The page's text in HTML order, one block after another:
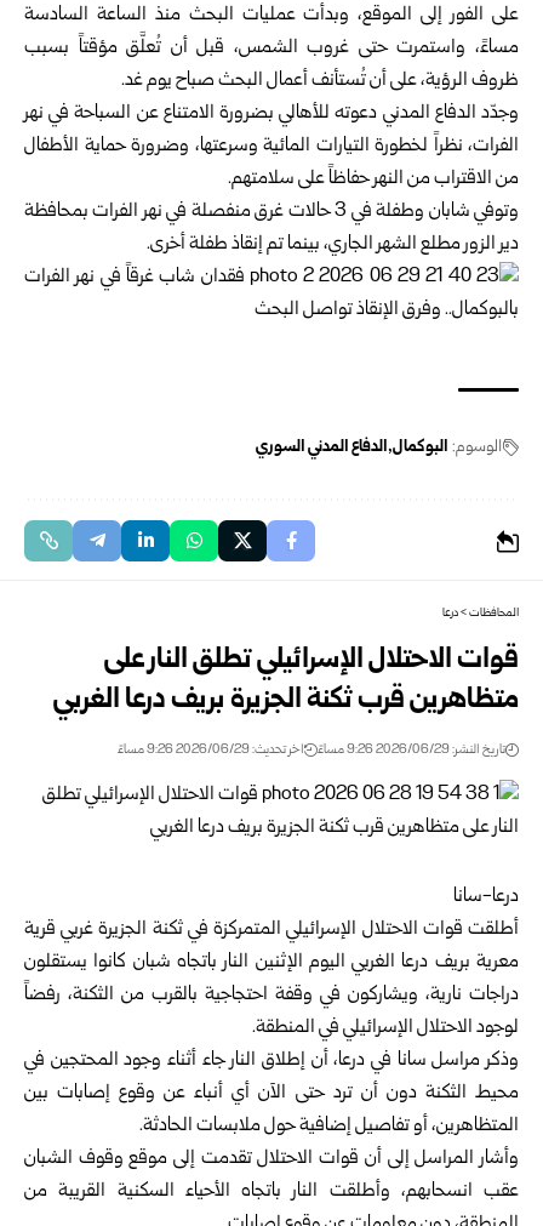
على الفور إلى الموقع، وبدأت عمليات البحث منذ الساعة السادسة
مساءً، واستمرت حتى غروب الشمس، قبل أن تُعلَّق مؤقتاً بسبب
ظروف الرؤية، على أن تُستأنف أعمال البحث صباح يوم غد.
وجدّد الدفاع المدني دعوته للأهالي بضرورة الامتناع عن السباحة في نهر
الفرات، نظراً لخطورة التيارات المائية وسرعتها، وضرورة حماية الأطفال
من الاقتراب من النهر حفاظاً على سلامتهم.
وتوفي شابان وطفلة في 3 حالات غرق منفصلة في نهر الفرات بمحافظة
دير الزور مطلع الشهر الجاري، بينما تم إنقاذ طفلة أخرى.
الوسوم: البوكمال الدفاع المدني السوري
المحافظات>درعا
قوات الاحتلال الإسرائيلي تطلق النار على
متظاهرين قرب ثكنة الجزيرة بريف درعا الغربي
تاريخ النشر: 2026/06/29 9:26 مساءً اخر تحديث: 2026/06/29 9:26 مساءً
درعا-سانا
أطلقت قوات الاحتلال الإسرائيلي المتمركزة في ثكنة الجزيرة غربي قرية
معرية بريف درعا الغربي اليوم الإثنين النار باتجاه شبان كانوا يستقلون
دراجات نارية، ويشاركون في وقفة احتجاجية بالقرب من الثكنة، رفضاً
لوجود الاحتلال الإسرائيلي في المنطقة.
وذكر مراسل سانا في درعا، أن إطلاق النار جاء أثناء وجود المحتجين في
محيط الثكنة دون أن ترد حتى الآن أي أنباء عن وقوع إصابات بين
المتظاهرين، أو تفاصيل إضافية حول ملابسات الحادثة.
وأشار المراسل إلى أن قوات الاحتلال تقدمت إلى موقع وقوف الشبان
عقب انسحابهم، وأطلقت النار باتجاه الأحياء السكنية القريبة من